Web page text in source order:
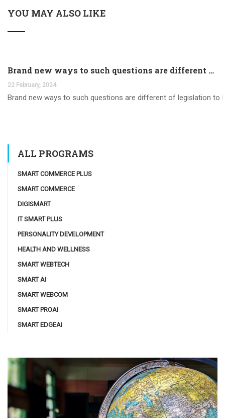
YOU MAY ALSO LIKE
Brand new ways to such questions are different of legislation to help you jurisdiction
22 February, 2024
Brand new ways to such questions are different of legislation to
ALL PROGRAMS
SMART COMMERCE PLUS
SMART COMMERCE
DIGISMART
IT SMART PLUS
PERSONALITY DEVELOPMENT
HEALTH AND WELLNESS
SMART WEBTECH
SMART AI
SMART WEBCOM
SMART PROAI
SMART EDGEAI